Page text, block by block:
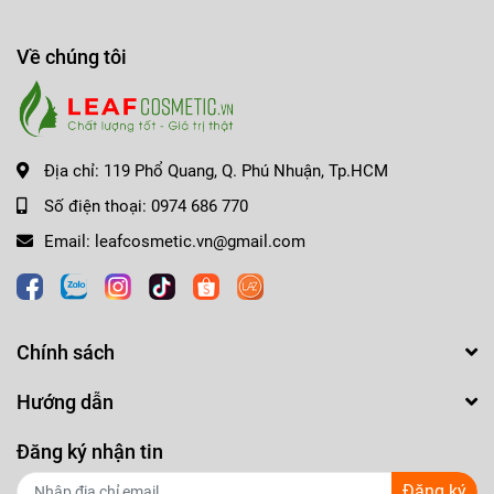
CHÚNG TÔI CAM KẾT HÀNG CHÍNH HÃNG
-------------------------------------------------------------------
𝗟𝗘𝗔𝗙 𝗖𝗢𝗦𝗠𝗘𝗧𝗜𝗖
CHẤT LƯỢNG TỐT - GIÁ TRỊ THẬT !!!
Tâm)
🏩 Địa chỉ: Sảnh GM2, Tòa nhà Golden Mansion - 119 Phổ
🎁 Fanpage: Leaf Cosmetic - THẾ GIỚI MỸ PHẨM CHÍNH
HÃNG
Card/JCB Online
Về chúng tôi
Địa chỉ: 119 Phổ Quang, Q. Phú Nhuận, Tp.HCM
Số điện thoại: 0974 686 770
Email: leafcosmetic.vn@gmail.com
Chính sách
Hướng dẫn
Đăng ký nhận tin